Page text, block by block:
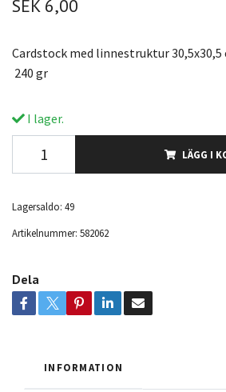
SEK 6,00
Cardstock med linnestruktur
240 gr
I lager.
LÄGG I
Lagersaldo: 49
Artikelnummer: 582062
Dela
INFORMATION